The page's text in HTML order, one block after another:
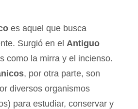
es aquel que busca
Surgió en el Antiguo
como la mirra y el incienso.
, por otra parte, son
diversos organismos
para estudiar, conservar y